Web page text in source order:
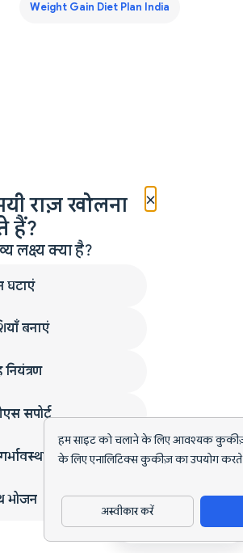
हम साइट को चलाने के लिए आवश्यक
के लिए एनालिटिक्स कुकीज़ का उपयोग करते
अस्वीकार करें
Weight Gain Diet Plan India
ऐप डाउनलोड करें
×
राज़ खोलना
हैं?
लक्ष्य क्या है?
घटाएं
बनाएं
सपोर्ट
भोजन